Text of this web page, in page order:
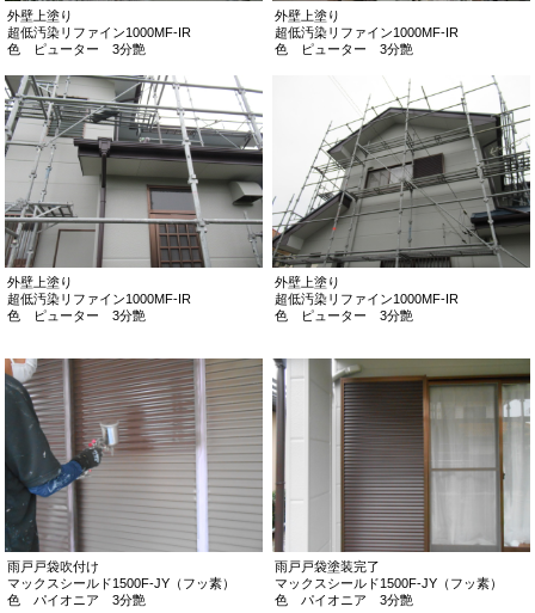
外壁上塗り
超低汚染リファイン1000MF-IR
色 ピューター 3分艶
外壁上塗り
超低汚染リファイン1000MF-IR
色 ピューター 3分艶
外壁上塗り
超低汚染リファイン1000MF-IR
色 ピューター 3分艶
外壁上塗り
超低汚染リファイン1000MF-IR
色 ピューター 3分艶
雨戸戸袋吹付け
マックスシールド1500F-JY（フッ素）
色 パイオニア 3分艶
雨戸戸袋塗装完了
マックスシールド1500F-JY（フッ素）
色 パイオニア 3分艶